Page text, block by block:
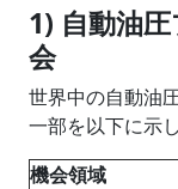
1) 自動油
会
世界中の自動油
一部を以下に示し
機会領域